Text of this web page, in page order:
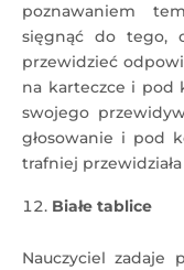
poznawaniem
sięgnąć do tego,
przewidzieć
na karteczce i pod
swojego
głosowanie i pod
trafniej
Białe tablice
Nauczyciel zadaje